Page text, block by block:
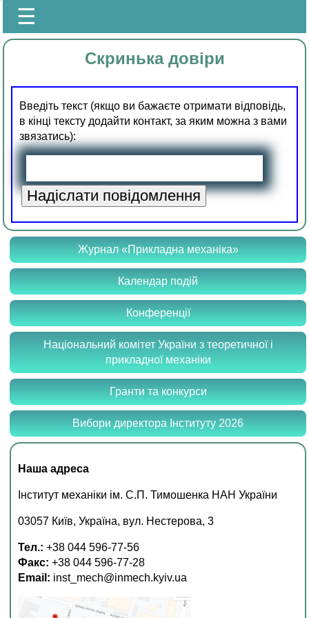
☰
Скринька довіри
Введіть текст (якщо ви бажаєте отримати відповідь,
в кінці тексту додайти контакт, за яким можна з вами
звязатись):
Журнал «Прикладна механіка»
Календар подій
Конференції
Національний комітет України з теоретичної і
прикладної механіки
Гранти та конкурси
Вибори директора Інституту 2026
Наша адреса
Інститут механіки ім. С.П. Тимошенка НАН України
03057 Київ, Україна, вул. Нестерова, 3
Тел.: +38 044 596-77-56
Факс: +38 044 596-77-28
Email: inst_mech@inmech.kyiv.ua